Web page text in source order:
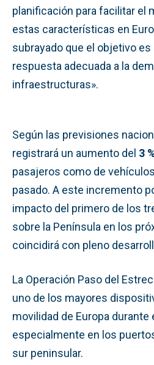
planificación para facilitar el
estas características en
subrayado que el objetivo es
respuesta adecuada a la
infraestructuras».
Según las previsiones
registrará un aumento del 3
pasajeros como de
pasado. A este incremento
impacto del primero de los
sobre la Península en los
coincidirá con pleno
La Operación Paso del
uno de los mayores
movilidad de Europa durante
especialmente en los
sur peninsular.